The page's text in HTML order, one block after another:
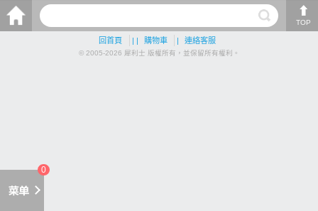
TOP
回首頁 | | 購物車 | 連絡客服
© 2005-2026 犀利士 版權所有，並保留所有權利。
0